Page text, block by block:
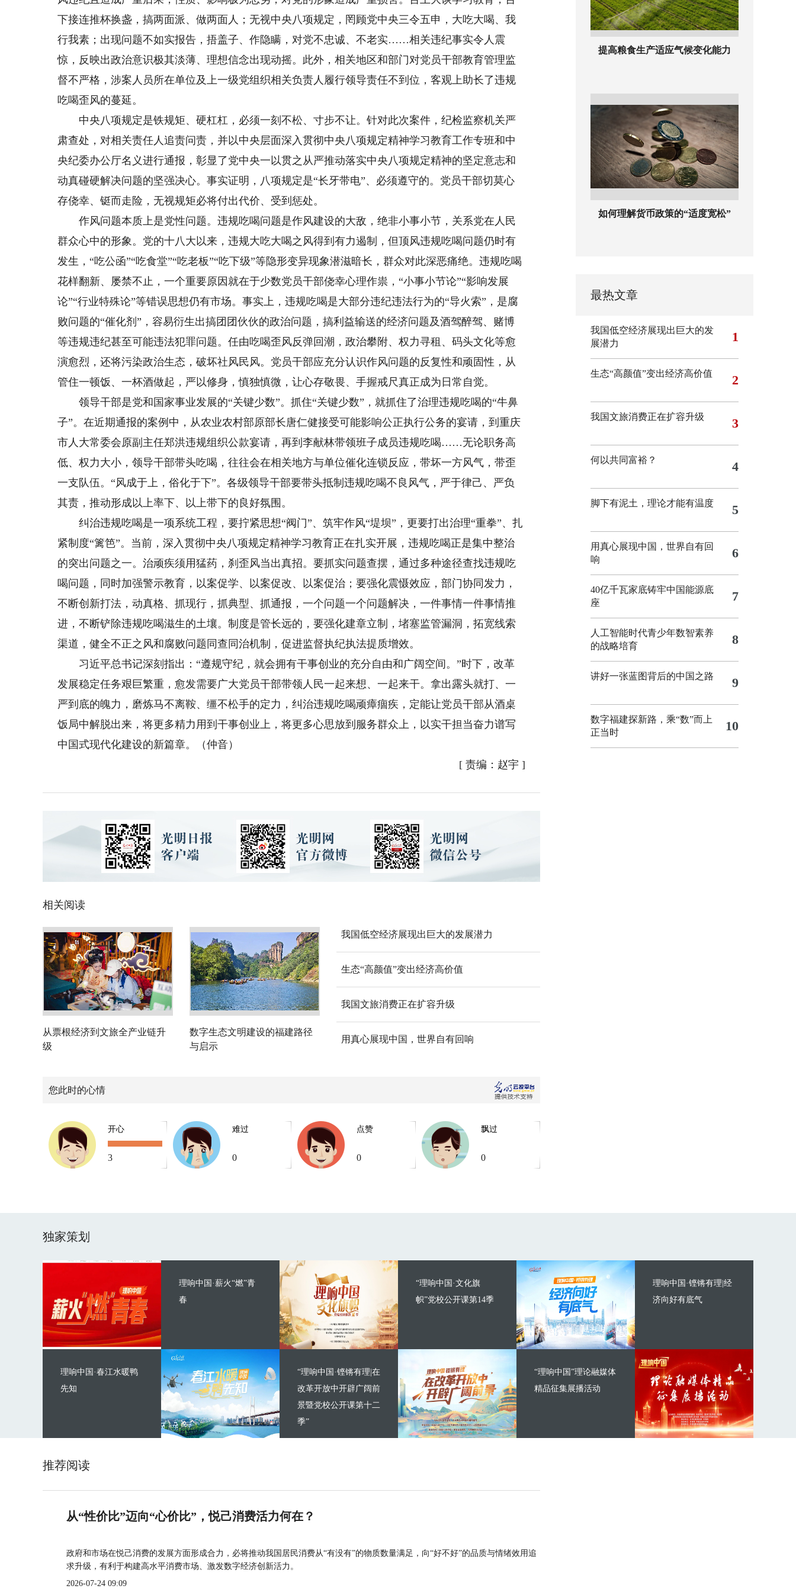
下接连推杯换盏，搞两面派、做两面人；无视中央八项规定，罔顾党中央三令五申，大吃大喝、我
行我素；出现问题不如实报告，捂盖子、作隐瞒，对党不忠诚、不老实……相关违纪事实令人震
惊，反映出政治意识极其淡薄、理想信念出现动摇。此外，相关地区和部门对党员干部教育管理监
督不严格，涉案人员所在单位及上一级党组织相关负责人履行领导责任不到位，客观上助长了违规
吃喝歪风的蔓延。
中央八项规定是铁规矩、硬杠杠，必须一刻不松、寸步不让。针对此次案件，纪检监察机关严
肃查处，对相关责任人追责问责，并以中央层面深入贯彻中央八项规定精神学习教育工作专班和中
央纪委办公厅名义进行通报，彰显了党中央一以贯之从严推动落实中央八项规定精神的坚定意志和
动真碰硬解决问题的坚强决心。事实证明，八项规定是“长牙带电”、必须遵守的。党员干部切莫心
存侥幸、铤而走险，无视规矩必将付出代价、受到惩处。
作风问题本质上是党性问题。违规吃喝问题是作风建设的大敌，绝非小事小节，关系党在人民
群众心中的形象。党的十八大以来，违规大吃大喝之风得到有力遏制，但顶风违规吃喝问题仍时有
发生，“吃公函”“吃食堂”“吃老板”“吃下级”等隐形变异现象潜滋暗长，群众对此深恶痛绝。违规吃喝
花样翻新、屡禁不止，一个重要原因就在于少数党员干部侥幸心理作祟，“小事小节论”“影响发展
论”“行业特殊论”等错误思想仍有市场。事实上，违规吃喝是大部分违纪违法行为的“导火索”，是腐
败问题的“催化剂”，容易衍生出搞团团伙伙的政治问题，搞利益输送的经济问题及酒驾醉驾、赌博
等违规违纪甚至可能违法犯罪问题。任由吃喝歪风反弹回潮，政治攀附、权力寻租、码头文化等愈
演愈烈，还将污染政治生态，破坏社风民风。党员干部应充分认识作风问题的反复性和顽固性，从
管住一顿饭、一杯酒做起，严以修身，慎独慎微，让心存敬畏、手握戒尺真正成为日常自觉。
领导干部是党和国家事业发展的“关键少数”。抓住“关键少数”，就抓住了治理违规吃喝的“牛鼻
子”。在近期通报的案例中，从农业农村部原部长唐仁健接受可能影响公正执行公务的宴请，到重庆
市人大常委会原副主任郑洪违规组织公款宴请，再到李献林带领班子成员违规吃喝……无论职务高
低、权力大小，领导干部带头吃喝，往往会在相关地方与单位催化连锁反应，带坏一方风气，带歪
一支队伍。“风成于上，俗化于下”。各级领导干部要带头抵制违规吃喝不良风气，严于律己、严负
其责，推动形成以上率下、以上带下的良好氛围。
纠治违规吃喝是一项系统工程，要拧紧思想“阀门”、筑牢作风“堤坝”，更要打出治理“重拳”、扎
紧制度“篱笆”。当前，深入贯彻中央八项规定精神学习教育正在扎实开展，违规吃喝正是集中整治
的突出问题之一。治顽疾须用猛药，刹歪风当出真招。要抓实问题查摆，通过多种途径查找违规吃
喝问题，同时加强警示教育，以案促学、以案促改、以案促治；要强化震慑效应，部门协同发力，
不断创新打法，动真格、抓现行，抓典型、抓通报，一个问题一个问题解决，一件事情一件事情推
进，不断铲除违规吃喝滋生的土壤。制度是管长远的，要强化建章立制，堵塞监管漏洞，拓宽线索
渠道，健全不正之风和腐败问题同查同治机制，促进监督执纪执法提质增效。
习近平总书记深刻指出：“遵规守纪，就会拥有干事创业的充分自由和广阔空间。”时下，改革
发展稳定任务艰巨繁重，愈发需要广大党员干部带领人民一起来想、一起来干。拿出露头就打、一
严到底的魄力，磨炼马不离鞍、缰不松手的定力，纠治违规吃喝顽瘴痼疾，定能让党员干部从酒桌
饭局中解脱出来，将更多精力用到干事创业上，将更多心思放到服务群众上，以实干担当奋力谱写
中国式现代化建设的新篇章。（仲音）
[ 责编：赵宇 ]
相关阅读
从票根经济到文旅全产业链升
级
数字生态文明建设的福建路径
与启示
我国低空经济展现出巨大的发展潜力
生态“高颜值”变出经济高价值
我国文旅消费正在扩容升级
用真心展现中国，世界自有回响
您此时的心情
开心
3
难过
0
点赞
0
飘过
0
提高粮食生产适应气候变化能力
如何理解货币政策的“适度宽松”
最热文章
我国低空经济展现出巨大的发
展潜力
1
生态“高颜值”变出经济高价值 2
我国文旅消费正在扩容升级 3
何以共同富裕？ 4
脚下有泥土，理论才能有温度 5
用真心展现中国，世界自有回
响
6
40亿千瓦家底铸牢中国能源底
座
7
人工智能时代青少年数智素养
的战略培育
8
讲好一张蓝图背后的中国之路 9
数字福建探新路，乘“数”而上
正当时
10
独家策划
理响中国·薪火“燃”青
春
理响中国·春江水暖鸭
先知
“理响中国·文化旗
帜”党校公开课第14季
“理响中国·铿锵有理|在
改革开放中开辟广阔前
景暨党校公开课第十二
季”
理响中国·铿锵有理|经
济向好有底气
“理响中国”理论融媒体
精品征集展播活动
推荐阅读
从“性价比”迈向“心价比”，悦己消费活力何在？
政府和市场在悦己消费的发展方面形成合力，必将推动我国居民消费从“有没有”的物质数量满足，向“好不好”的品质与情绪效用追
求升级，有利于构建高水平消费市场、激发数字经济创新活力。
2026-07-24 09:09